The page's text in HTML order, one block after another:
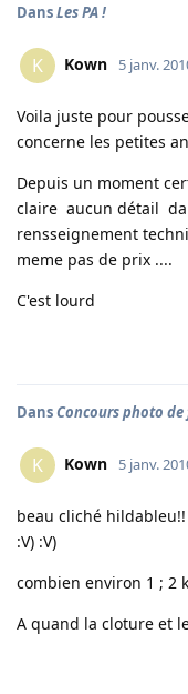
DansLes PA !
K Kown 5 janv.
Voila juste pour
concerne les petites
Depuis un moment
claire aucun détail
rensseignement
meme pas de prix ....
C'est lourd
DansConcours photo
K Kown 5 janv.
beau cliché
:V) :V)
combien environ 1 ; 2
A quand la cloture et